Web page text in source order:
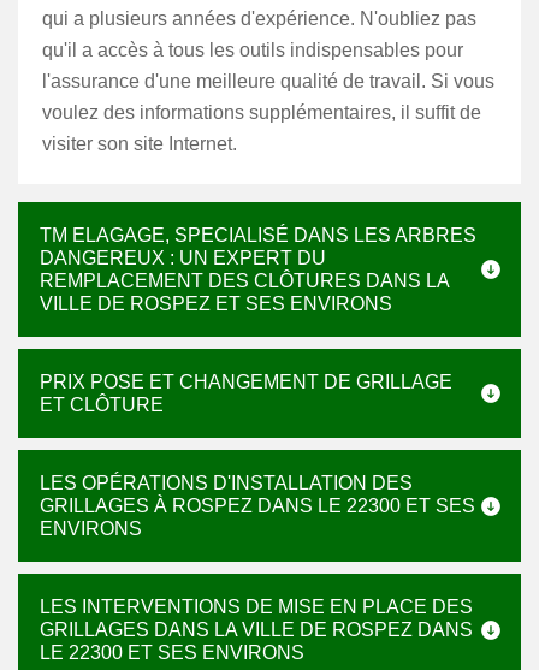
qui a plusieurs années d'expérience. N'oubliez pas
qu'il a accès à tous les outils indispensables pour
l'assurance d'une meilleure qualité de travail. Si vous
voulez des informations supplémentaires, il suffit de
visiter son site Internet.
TM ELAGAGE, SPECIALISÉ DANS LES ARBRES
DANGEREUX : UN EXPERT DU
REMPLACEMENT DES CLÔTURES DANS LA
VILLE DE ROSPEZ ET SES ENVIRONS
PRIX POSE ET CHANGEMENT DE GRILLAGE
ET CLÔTURE
LES OPÉRATIONS D'INSTALLATION DES
GRILLAGES À ROSPEZ DANS LE 22300 ET SES
ENVIRONS
LES INTERVENTIONS DE MISE EN PLACE DES
GRILLAGES DANS LA VILLE DE ROSPEZ DANS
LE 22300 ET SES ENVIRONS